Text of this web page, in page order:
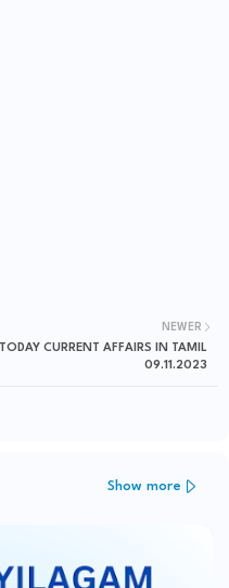
NEWER
TODAY CURRENT AFFAIRS IN TAMIL
09.11.2023
Show more